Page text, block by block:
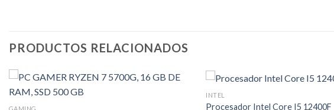
PRODUCTOS RELACIONADOS
GAMING
INTEL
Procesador Intel Core I5 12400F